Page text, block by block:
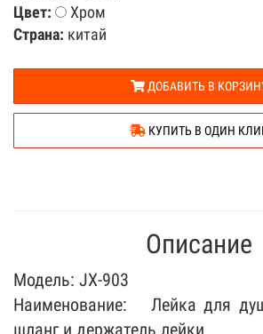
Цвет:
Хром
Страна: китай
ДОБАВИТЬ В
КУПИТЬ В ОДИН
Описание
Модель: JX-903
Наименование: Лейка для
шланг и держатель лейки